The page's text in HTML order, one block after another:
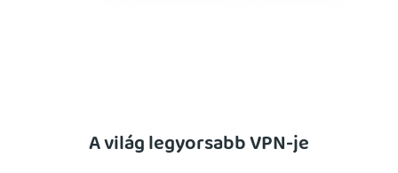
A világ legyorsabb VPN-je